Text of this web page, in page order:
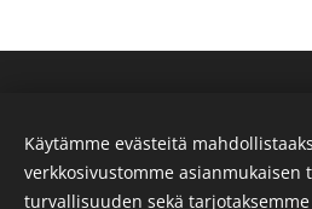
Käytämme evästeitä
verkkosivustomme asianmukaisen
turvallisuuden sekä